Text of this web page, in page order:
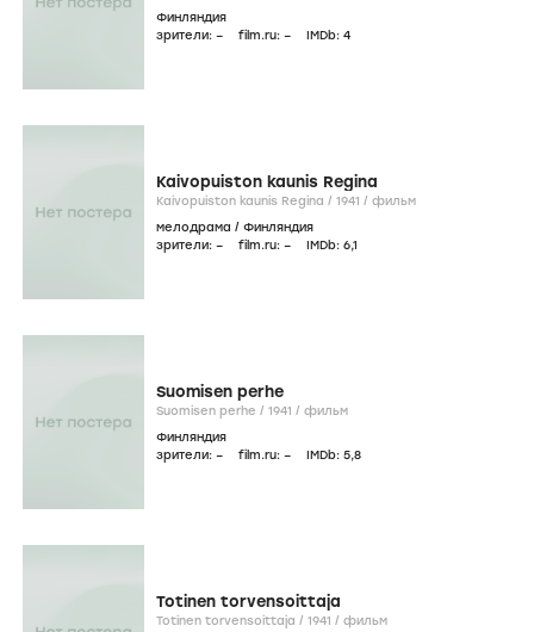
Финляндия
зрители: – film.ru: – IMDb: 4
Kaivopuiston kaunis Regina
Kaivopuiston kaunis Regina / 1941 / фильм
мелодрама / Финляндия
зрители: – film.ru: – IMDb: 6,1
Suomisen perhe
Suomisen perhe / 1941 / фильм
Финляндия
зрители: – film.ru: – IMDb: 5,8
Totinen torvensoittaja
Totinen torvensoittaja / 1941 / фильм